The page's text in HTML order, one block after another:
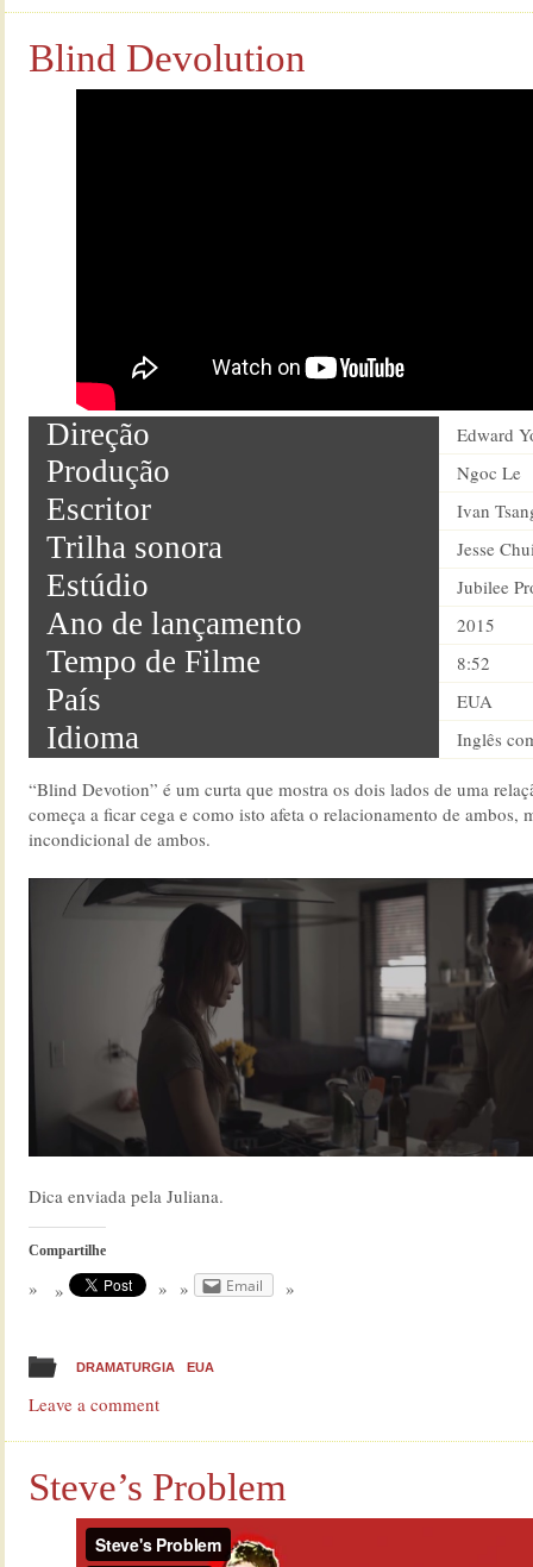
Blind Devolution
Direção Edward
Produção Ngoc Le
Escritor Ivan
Trilha sonora Jesse
Estúdio Jubilee
Ano de lançamento 2015
Tempo de Filme 8:52
País EUA
Idioma Inglês
“Blind Devotion” é um curta que mostra os dois lados de uma
começa a ficar cega e como isto afeta o relacionamento de ambos,
incondicional de ambos.
Dica enviada pela Juliana.
Compartilhe
Email
DRAMATURGIA EUA
Leave a comment
Steve’s Problem